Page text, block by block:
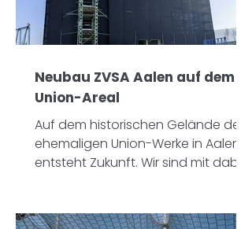
Neubau ZVSA Aalen auf dem
Union-Areal
Auf dem historischen Gelände der
ehemaligen Union-Werke in Aalen
entsteht Zukunft. Wir sind mit dabei!